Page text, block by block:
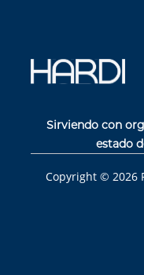
Sirviendo con
estado
Copyright © 2026